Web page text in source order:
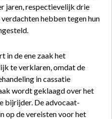
jaren, respectievelijk drie
hebben tegen hun
in de ene zaak het
te verklaren, omdat de
in cassatie
wordt geklaagd over het
bijrijder. De advocaat-
op de vereisten voor het